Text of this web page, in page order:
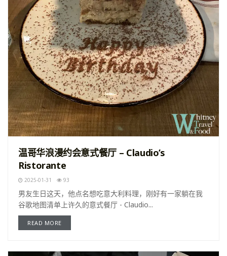
温哥华浪漫约会意式餐厅 – Claudio’s
Ristorante
2025-01-31 93
男友生日这天，他点名想吃意大利料理，刚好有一家躺在我
谷歌地图清单上许久的意式餐厅 - Claudio...
READ MORE